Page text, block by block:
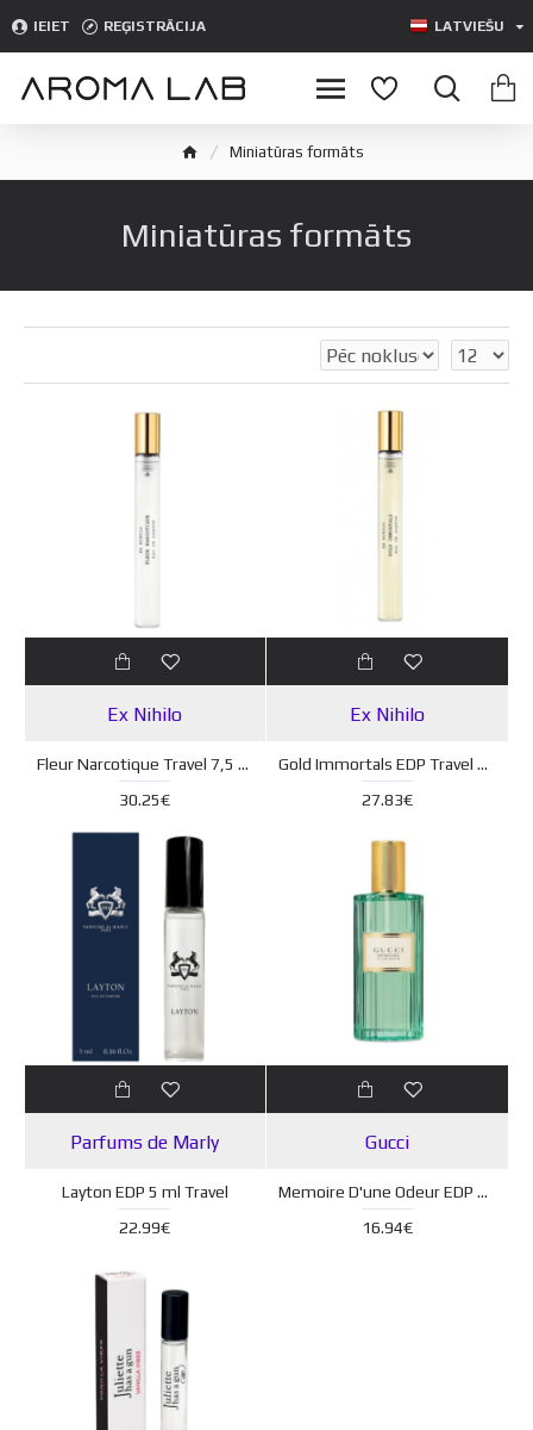
IEIET REĢISTRĀCIJA LATVIEŠU
Miniatūras formāts
Miniatūras formāts
Ex Nihilo
Fleur Narcotique Travel 7,5 ml
30.25€
Ex Nihilo
Gold Immortals EDP Travel 7,5 ml
27.83€
Parfums de Marly
Layton EDP 5 ml Travel
22.99€
Gucci
Memoire D'une Odeur EDP Miniature 5ml
16.94€